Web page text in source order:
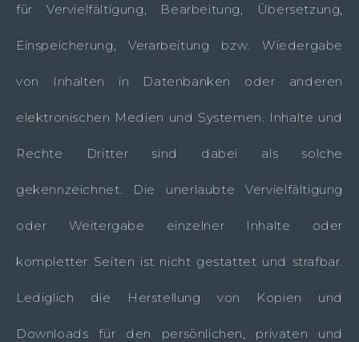
für Vervielfältigung, Bearbeitung, Übersetzung,
Einspeicherung, Verarbeitung bzw. Wiedergabe
von Inhalten in Datenbanken oder anderen
elektronischen Medien und Systemen. Inhalte und
Rechte Dritter sind dabei als solche
gekennzeichnet. Die unerlaubte Vervielfältigung
oder Weitergabe einzelner Inhalte oder
kompletter Seiten ist nicht gestattet und strafbar.
Lediglich die Herstellung von Kopien und
Downloads für den persönlichen, privaten und